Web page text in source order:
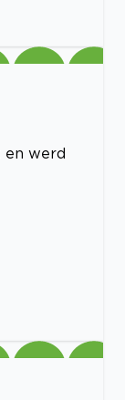
en werd